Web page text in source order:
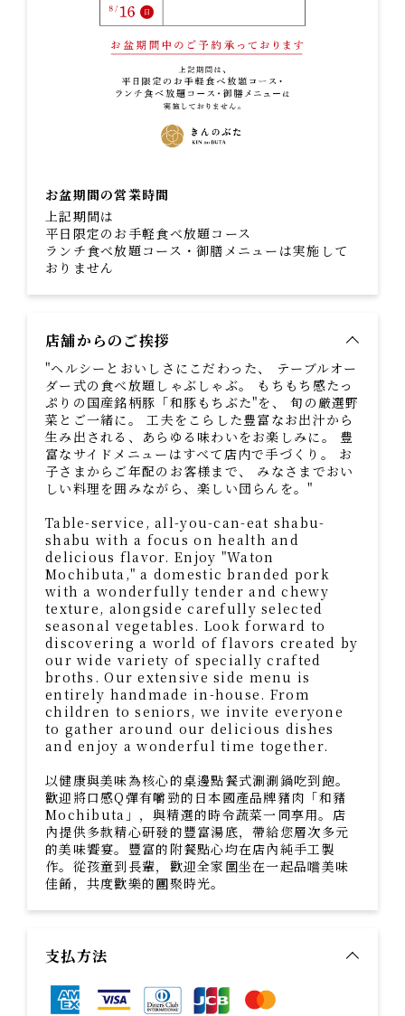
お盆期間の営業時間
上記期間は
平日限定のお手軽食べ放題コース
ランチ食べ放題コース・御膳メニューは実施して
おりません
店舗からのご挨拶
"ヘルシーとおいしさにこだわった、 テーブルオー
ダー式の食べ放題しゃぶしゃぶ。 もちもち感たっ
ぷりの国産銘柄豚「和豚もちぶた"を、 旬の厳選野
菜とご一緒に。 工夫をこらした豊富なお出汁から
生み出される、あらゆる味わいをお楽しみに。 豊
富なサイドメニューはすべて店内で手づくり。 お
子さまからご年配のお客様まで、 みなさまでおい
しい料理を囲みながら、楽しい団らんを。"
Table-service, all-you-can-eat shabu-
shabu with a focus on health and
delicious flavor. Enjoy "Waton
Mochibuta," a domestic branded pork
with a wonderfully tender and chewy
texture, alongside carefully selected
seasonal vegetables. Look forward to
discovering a world of flavors created by
our wide variety of specially crafted
broths. Our extensive side menu is
entirely handmade in-house. From
children to seniors, we invite everyone
to gather around our delicious dishes
and enjoy a wonderful time together.
以健康與美味為核心的桌邊點餐式涮涮鍋吃到飽。
歡迎將口感Q彈有嚼勁的日本國產品牌豬肉「和豬
Mochibuta」，與精選的時令蔬菜一同享用。店
內提供多款精心研發的豐富湯底，帶給您層次多元
的美味饗宴。豐富的附餐點心均在店內純手工製
作。從孩童到長輩，歡迎全家圍坐在一起品嚐美味
佳餚，共度歡樂的團聚時光。
支払方法